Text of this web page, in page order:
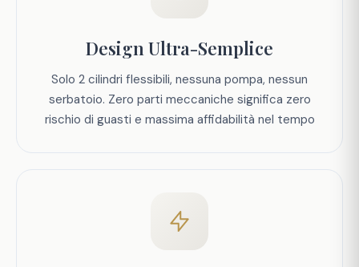
Design Ultra-Semplice
Solo 2 cilindri flessibili, nessuna pompa, nessun
serbatoio. Zero parti meccaniche significa zero
rischio di guasti e massima affidabilità nel tempo